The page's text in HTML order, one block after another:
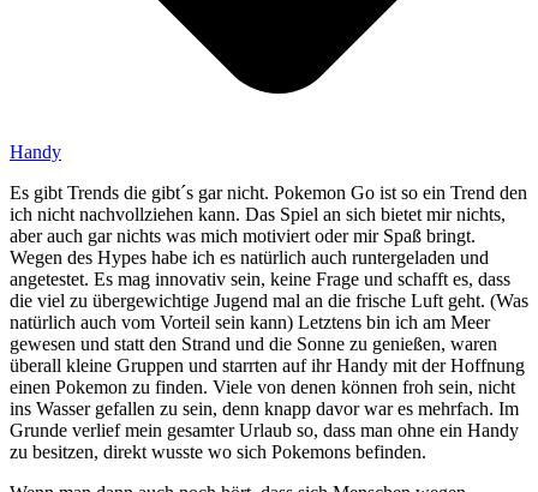
Handy
Es gibt Trends die gibt´s gar nicht. Pokemon Go ist so ein Trend den
ich nicht nachvollziehen kann. Das Spiel an sich bietet mir nichts,
aber auch gar nichts was mich motiviert oder mir Spaß bringt.
Wegen des Hypes habe ich es natürlich auch runtergeladen und
angetestet. Es mag innovativ sein, keine Frage und schafft es, dass
die viel zu übergewichtige Jugend mal an die frische Luft geht. (Was
natürlich auch vom Vorteil sein kann) Letztens bin ich am Meer
gewesen und statt den Strand und die Sonne zu genießen, waren
überall kleine Gruppen und starrten auf ihr Handy mit der Hoffnung
einen Pokemon zu finden. Viele von denen können froh sein, nicht
ins Wasser gefallen zu sein, denn knapp davor war es mehrfach. Im
Grunde verlief mein gesamter Urlaub so, dass man ohne ein Handy
zu besitzen, direkt wusste wo sich Pokemons befinden.